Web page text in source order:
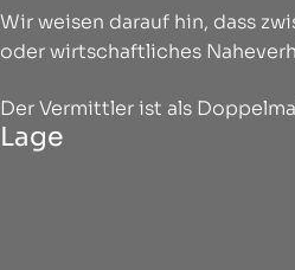
Wir weisen darauf hin, dass
oder wirtschaftliches
Der Vermittler ist als
Lage